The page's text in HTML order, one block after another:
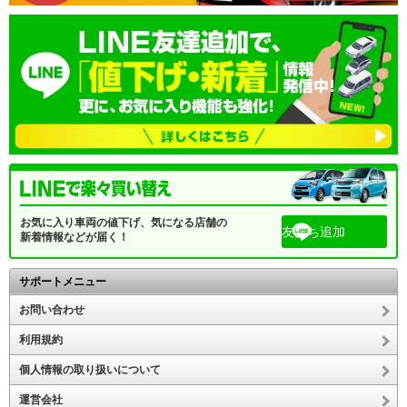
お気に入り車両の値下げ、気になる店舗の
新着情報などが届く！
友だち追加
サポートメニュー
お問い合わせ
利用規約
個人情報の取り扱いについて
運営会社